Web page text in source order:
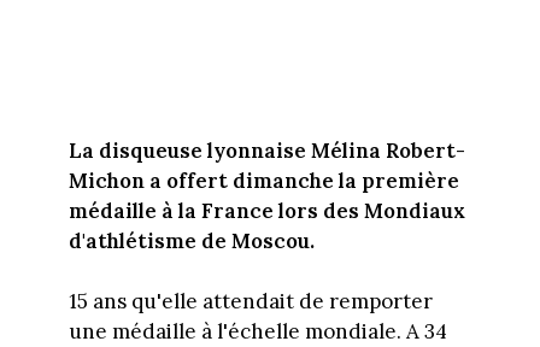
La disqueuse lyonnaise Mélina Robert-
Michon a offert dimanche la première
médaille à la France lors des Mondiaux
d'athlétisme de Moscou.
15 ans qu'elle attendait de remporter
une médaille à l'échelle mondiale. A 34